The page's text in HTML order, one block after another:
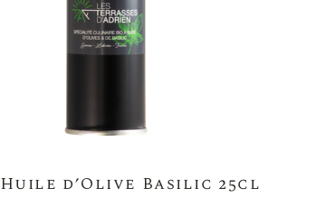
Huile d’Olive Basilic 25cl